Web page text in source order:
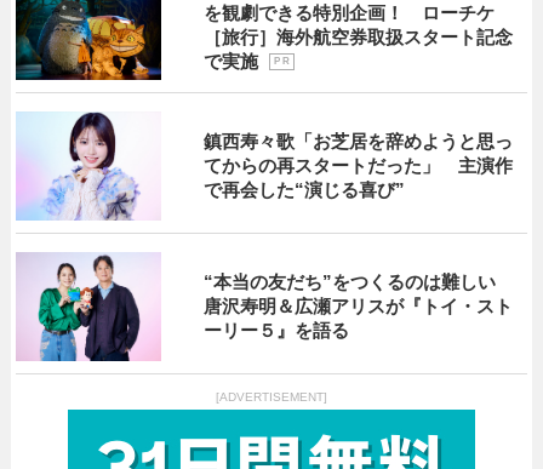
を観劇できる特別企画！ ローチケ
［旅行］海外航空券取扱スタート記念
で実施
P R
鎮西寿々歌「お芝居を辞めようと思っ
てからの再スタートだった」 主演作
で再会した“演じる喜び”
“本当の友だち”をつくるのは難しい
唐沢寿明＆広瀬アリスが『トイ・スト
ーリー５』を語る
[ADVERTISEMENT]